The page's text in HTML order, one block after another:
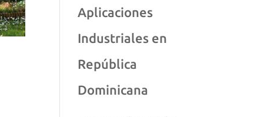
Aplicaciones
Industriales en
República
Dominicana